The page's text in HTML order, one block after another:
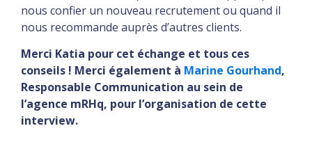
nous confier un nouveau recrutement ou quand il
nous recommande auprès d’autres clients.
Merci Katia pour cet échange et tous ces
conseils ! Merci également à Marine Gourhand,
Responsable Communication au sein de
l’agence mRHq, pour l’organisation de cette
interview.